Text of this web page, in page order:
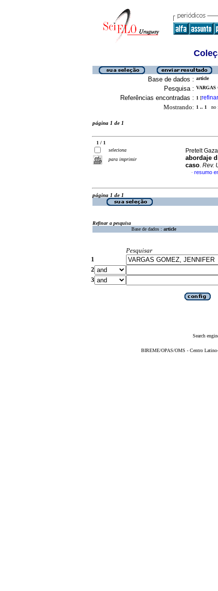
Base de dados : article
Pesquisa :
Referências encontradas : 1 [refinar
Mostrando: 1 .. 1 no
página 1 de 1
1 / 1
seleciona
para imprimir
Pretelt
abordaje
caso. Rev.
· resumo
página 1 de 1
Refinar a pesquisa
Base de dados : article
Pesquisar
1
2
3
Search
BIREME/OPAS/OMS - Centro Latino-